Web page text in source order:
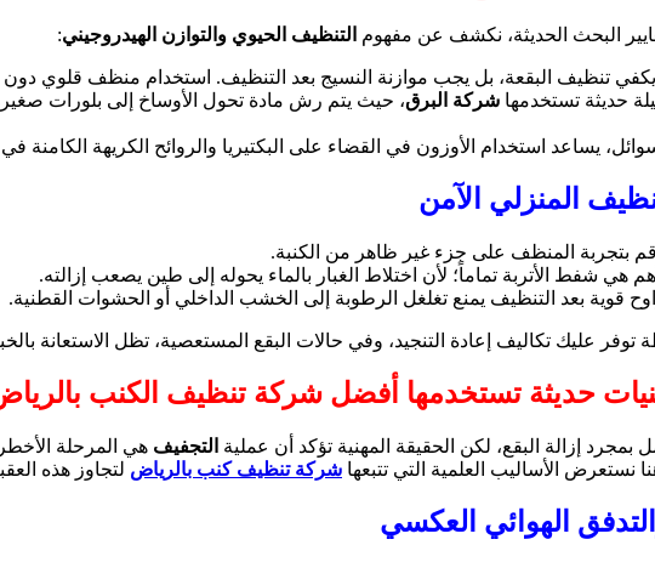
البحث الحديثة، نكشف عن مفهوم التنظيف الحيوي والتوازن الهيدروجيني:
يكفي تنظيف البقعة، بل يجب موازنة النسيج بعد التنظيف. استخدام منظف قلوي
حديثة تستخدمها شركة البرق، حيث يتم رش مادة تحول الأوساخ إلى بلورات
يساعد استخدام الأوزون في القضاء على البكتيريا والروائح الكريهة
المنزلي الآمن
قم بتجربة المنظف على جزء غير ظاهر من الكنبة.
هي شفط الأتربة تماماً؛ لأن اختلاط الغبار بالماء يحوله إلى طين يصعب إزالته.
قوية بعد التنظيف يمنع تغلغل الرطوبة إلى الخشب الداخلي أو الحشوات القطنية.
توفر عليك تكاليف إعادة التنجيد، وفي حالات البقع المستعصية، تظل الاستعانة
حديثة تستخدمها أفضل شركة تنظيف الكنب
بمجرد إزالة البقع، لكن الحقيقة المهنية تؤكد أن عملية التجفيف هي المرحلة الأخطر
نستعرض الأساليب العلمية التي تتبعها شركة تنظيف كنب بالرياض لتجاوز هذه
الهوائي العكسي